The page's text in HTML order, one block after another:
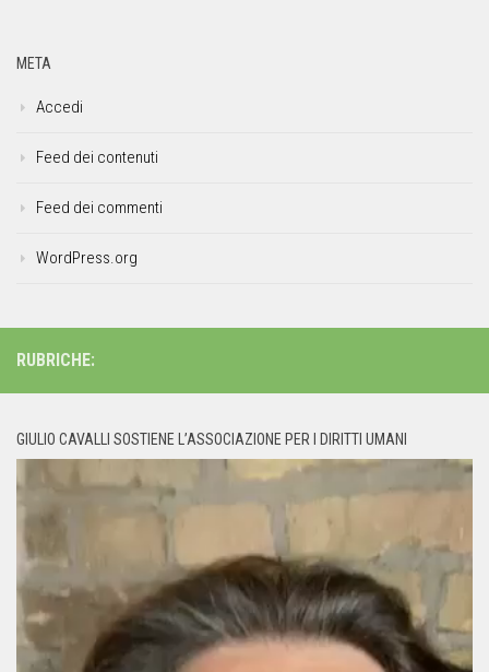
META
Accedi
Feed dei contenuti
Feed dei commenti
WordPress.org
RUBRICHE:
GIULIO CAVALLI SOSTIENE L’ASSOCIAZIONE PER I DIRITTI UMANI